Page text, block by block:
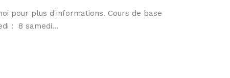
pour plus d'informations. Cours de base
: 8 samedi...